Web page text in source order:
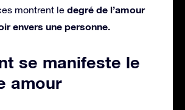
montrent le degré de l’amour
envers une personne.
se manifeste le
amour